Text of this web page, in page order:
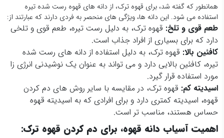
همانطور که گفته شد، برای قهوه ترک، از دانه های قهوه رست شده تیره
استفاده می شود. این دانه ها، ویژگی های منحصر به فردی دارند که عبارتند از:
طعم قوی و تلخ: قهوه ترک، به دلیل رست تیره، طعم قوی و تلخی
دارد که برای بسیاری از افراد جذاب است.
کافئین بالا: قهوه ترک، به دلیل استفاده از دانه های رست شده
تیره، کافئین بالایی دارد و می تواند به عنوان یک نوشیدنی انرژی زا
مورد استفاده قرار گیرد.
اسیدیته کم: قهوه ترک، در مقایسه با سایر روش های دم کردن
قهوه، اسیدیته کمتری دارد و برای افرادی که به اسیدیته قهوه
حساس هستند، مناسب تر است.
اهمیت آسیاب دانه قهوه، برای دم کردن قهوه ترک: